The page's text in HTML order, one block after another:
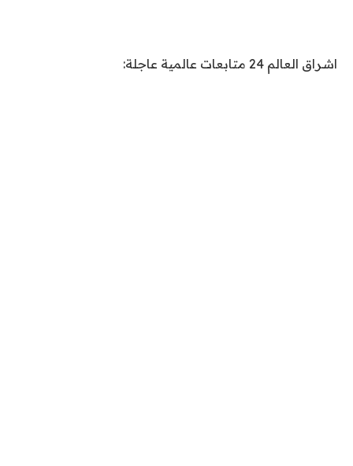
اشراق العالم 24 متابعات عالمية عاجلة: